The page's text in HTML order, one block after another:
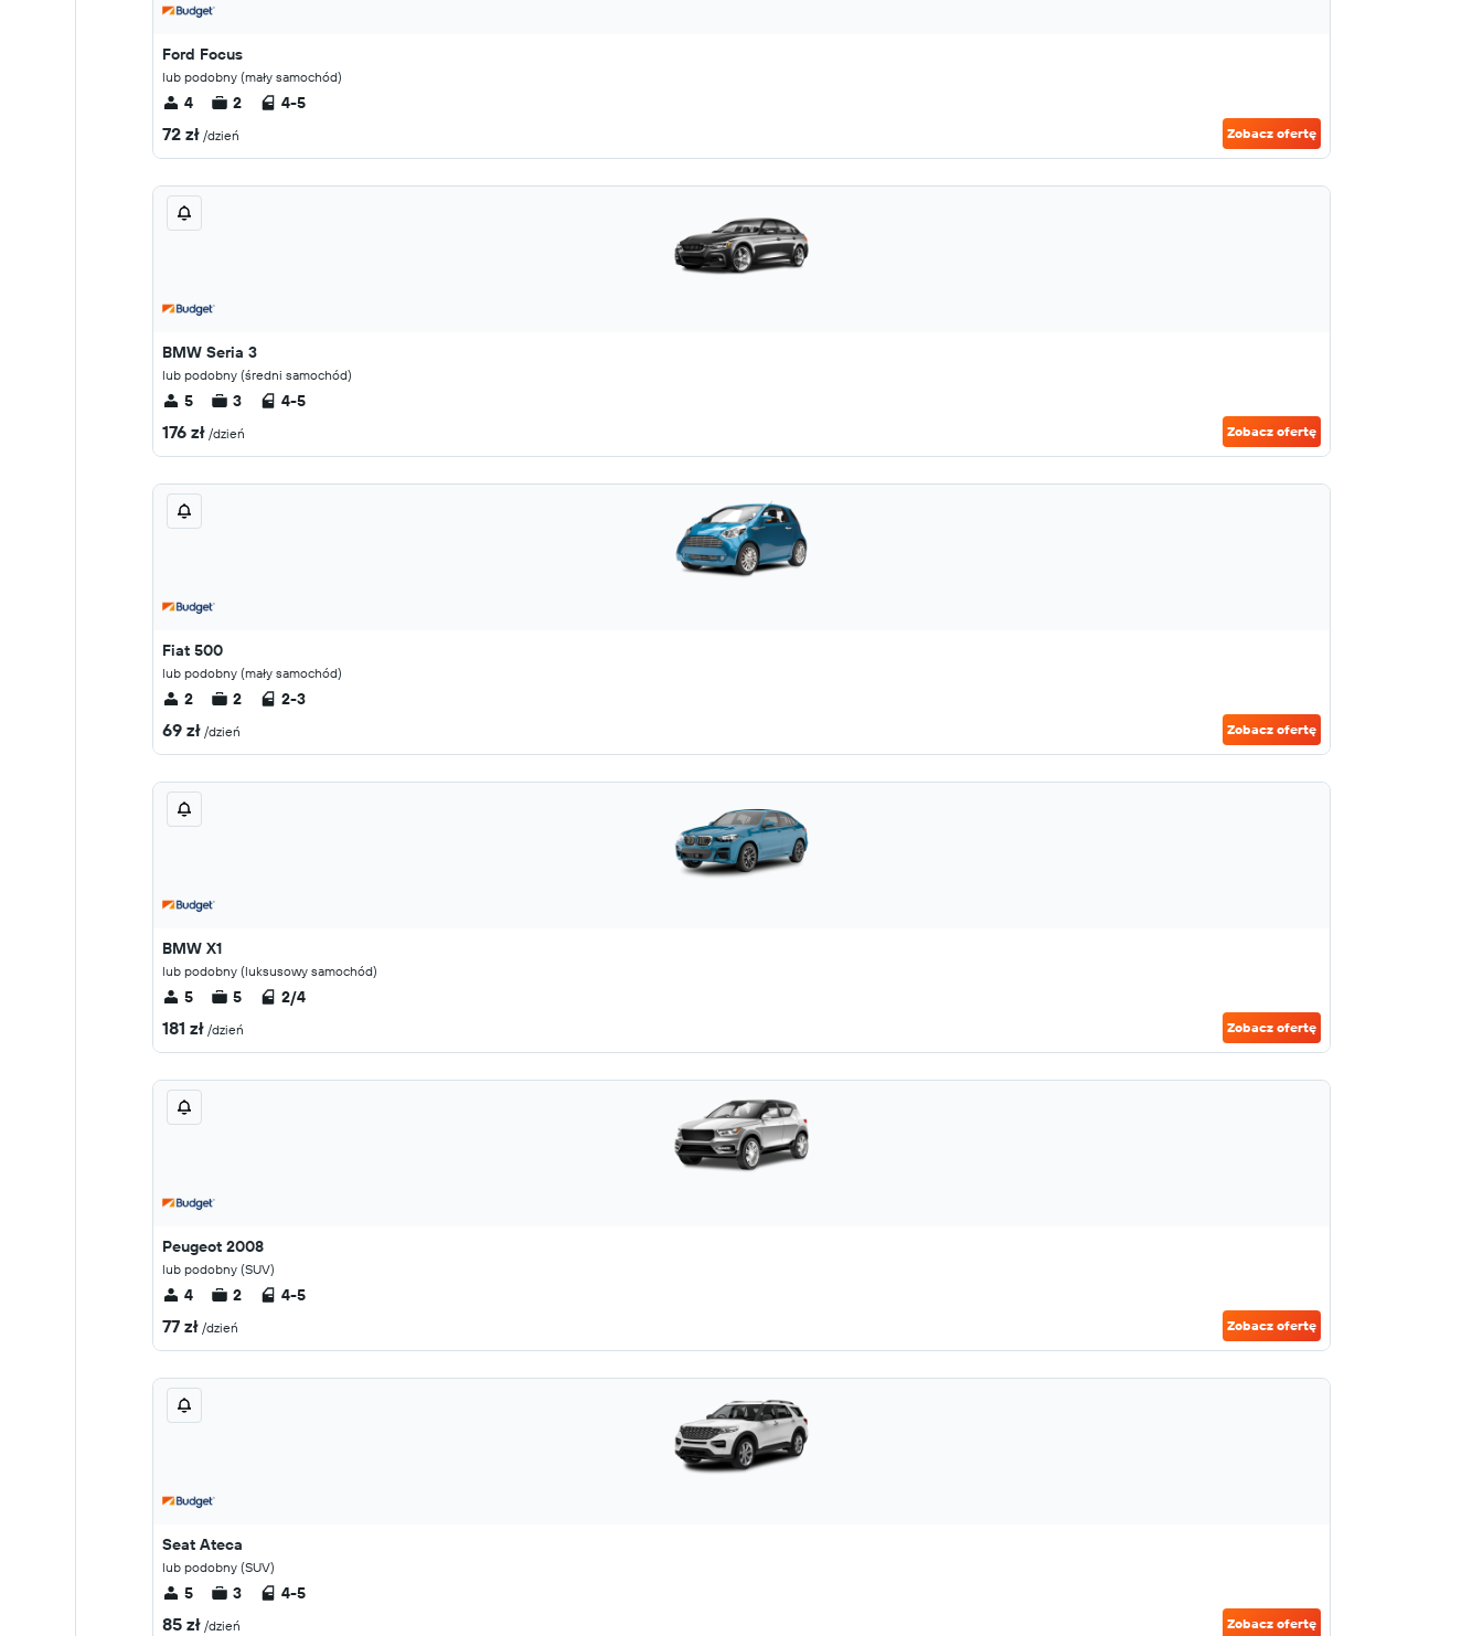
Ford Focus
lub podobny (mały samochód)
4 2 4-5
72 zł /dzień Zobacz ofertę
BMW Seria 3
lub podobny (średni samochód)
5 3 4-5
176 zł /dzień Zobacz ofertę
Fiat 500
lub podobny (mały samochód)
2 2 2-3
69 zł /dzień Zobacz ofertę
BMW X1
lub podobny (luksusowy samochód)
5 5 2/4
181 zł /dzień Zobacz ofertę
Peugeot 2008
lub podobny (SUV)
4 2 4-5
77 zł /dzień Zobacz ofertę
Seat Ateca
lub podobny (SUV)
5 3 4-5
85 zł /dzień Zobacz ofertę